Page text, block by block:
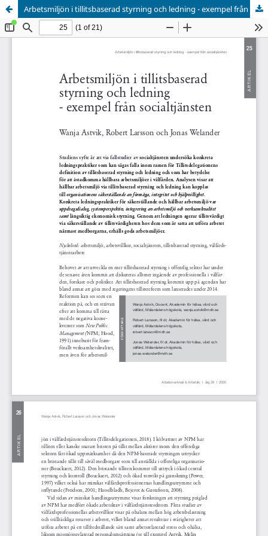
Arbetsmiljön i tillitsbaserad styrning och ledning - exempel från socialtjänsten